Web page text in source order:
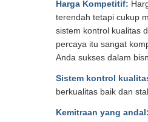
Harga Kompetitif:
terendah tetapi cukup
sistem kontrol kualitas
percaya itu sangat
Anda sukses dalam
Sistem kontrol
berkualitas baik dan
Kemitraan yang andal: